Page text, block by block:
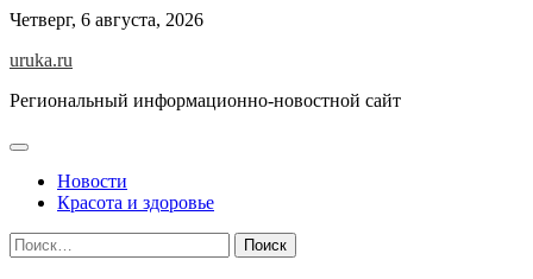
Skip
content
Четверг, 6 августа, 2026
uruka.ru
Региональный информационно-новостной сайт
Новости
Красота и здоровье
Найти: